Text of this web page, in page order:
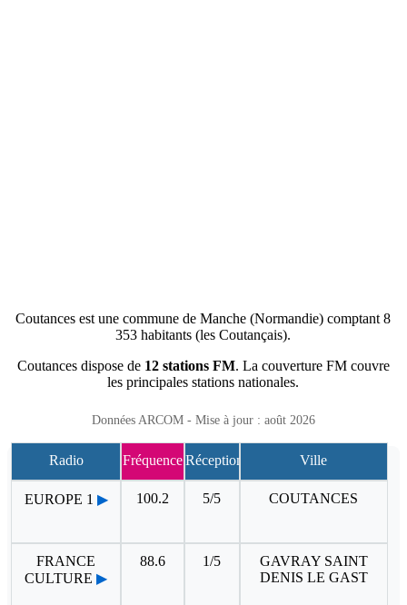
Coutances est une commune de Manche (Normandie) comptant 8
353 habitants (les Coutançais).
Coutances dispose de 12 stations FM. La couverture FM couvre
les principales stations nationales.
Données ARCOM - Mise à jour : août 2026
Radio FréquenceRéception Ville
EUROPE 1 ▶ 100.2 5/5 COUTANCES
FRANCE
CULTURE ▶
88.6 1/5
GAVRAY SAINT
DENIS LE GAST